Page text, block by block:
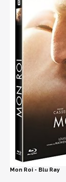
Mon Roi - Blu Ray